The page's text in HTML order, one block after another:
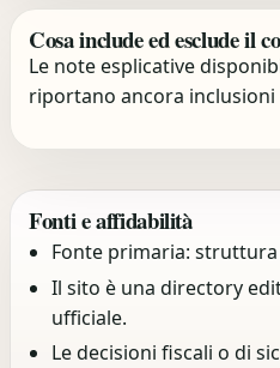
Cosa include ed esclude il
Le note esplicative
riportano ancora
Fonti e affidabilità
Fonte primaria: struttura
Il sito è una directory
ufficiale.
Le decisioni fiscali o di